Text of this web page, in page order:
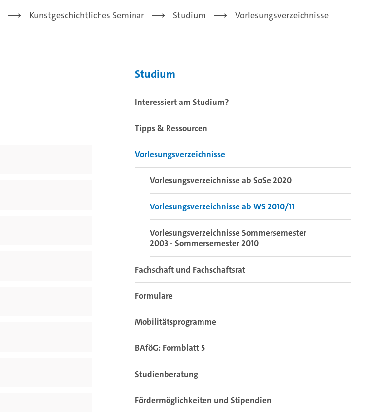
Kunstgeschichtliches Seminar Studium
Vorlesungsverzeichnisse
Studium
Interessiert am Studium?
Tipps & Ressourcen
Vorlesungsverzeichnisse
Vorlesungsverzeichnisse ab SoSe 2020
Vorlesungsverzeichnisse ab WS 2010/11
Vorlesungsverzeichnisse Sommersemester
2003 - Sommersemester 2010
Fachschaft und Fachschaftsrat
Formulare
Mobilitätsprogramme
BAföG: Formblatt 5
Studienberatung
Fördermöglichkeiten und Stipendien